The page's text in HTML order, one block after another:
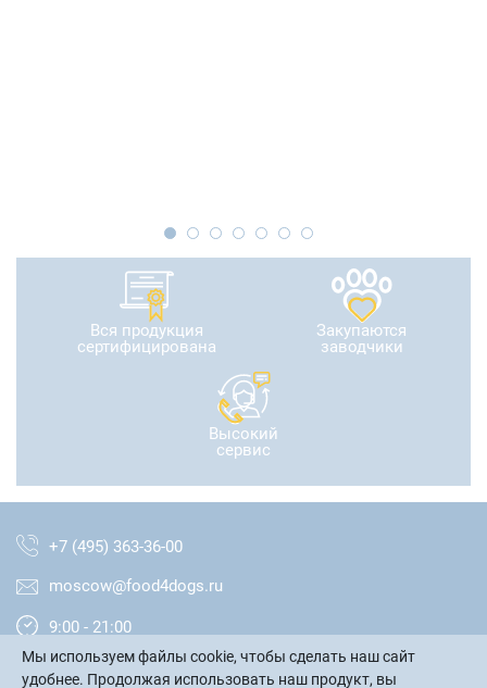
Вся продукция
сертифицирована
Закупаются
заводчики
Высокий
сервис
+7 (495) 363-36-00
moscow@food4dogs.ru
9:00 - 21:00
Москва и МО
Мы используем файлы cookie, чтобы сделать наш сайт
удобнее. Продолжая использовать наш продукт, вы